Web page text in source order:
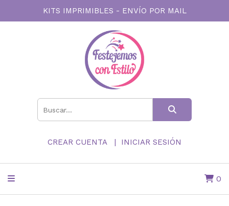
KITS IMPRIMIBLES - ENVÍO POR MAIL
CREAR CUENTA INICIAR SESIÓN
0